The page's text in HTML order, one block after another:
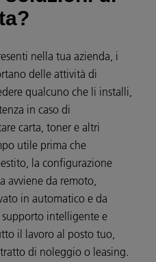
nella tua azienda, i
delle attività di
qualcuno che li installi,
in caso di
carta, toner e altri
utile prima che
la configurazione
avviene da remoto,
in automatico e da
intelligente e
il lavoro al posto tuo,
di noleggio o leasing.